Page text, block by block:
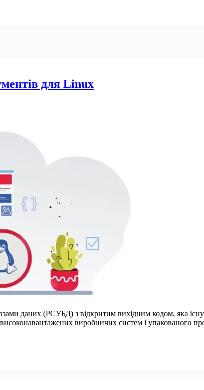
для Linux
даних (РСУБД) з відкритим вихідним кодом, яка
виробничих систем і упакованого